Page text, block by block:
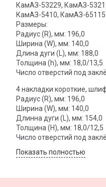
КамАЗ-53229, КамАЗ-
КамАЗ-5410, КамАЗ-
Размеры:
Радиус (R), мм: 196,0
Ширина (W), мм: 140,0
Длина дуги (L), мм: 188,0
Толщина (h), мм: 18,0/13,5
Число отверстий под
4 накладки короткие,
Радиус (R), мм: 196,0
Ширина (W), мм: 140,0
Длинна дуги (L), мм: 154,0
Толщина (H), мм: 18,0/12,5
Число отверстий под
Показать полностью